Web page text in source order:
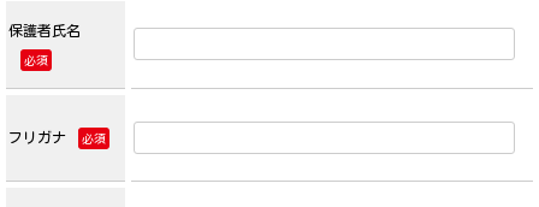
保護者氏名
必須
フリガナ 必須